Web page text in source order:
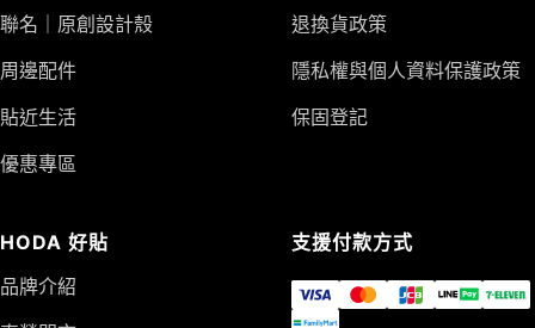
聯名｜原創設計殼
周邊配件
貼近生活
優惠專區
退換貨政策
隱私權與個人資料保護政策
保固登記
HODA 好貼
品牌介紹
支援付款方式